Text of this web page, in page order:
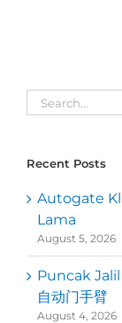
Search
for:
Recent Posts
Autogate
Lama
August 5, 2026
Puncak Jalil
自动门手臂
August 4, 2026